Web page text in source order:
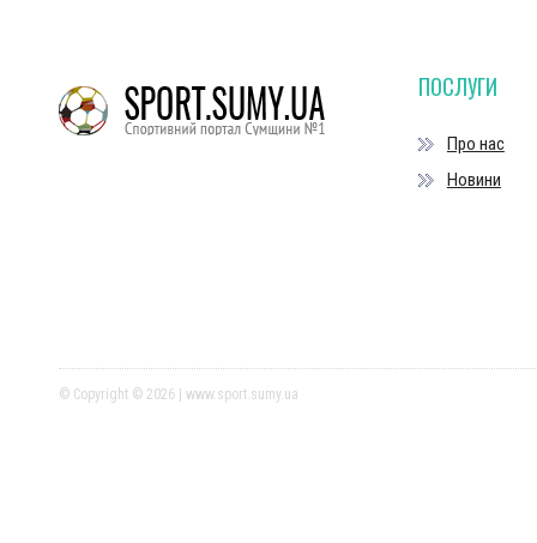
ПОСЛУГИ
Про нас
Новини
© Copyright © 2026 | www.sport.sumy.ua